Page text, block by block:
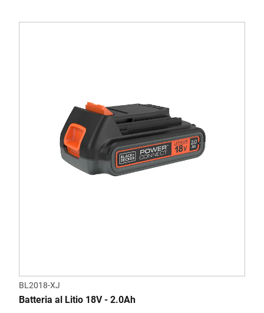
BL2018-XJ
Batteria al Litio 18V - 2.0Ah